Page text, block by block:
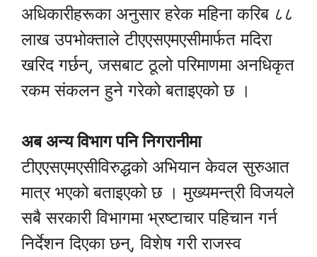
अधिकारीहरूका अनुसार हरेक महिना करिब ८८
लाख उपभोक्ताले टीएएसएमएसीमार्फत मदिरा
खरिद गर्छन्, जसबाट ठूलो परिमाणमा अनधिकृत
रकम संकलन हुने गरेको बताइएको छ ।
अब अन्य विभाग पनि निगरानीमा
टीएएसएमएसीविरुद्धको अभियान केवल सुरुआत
मात्र भएको बताइएको छ । मुख्यमन्त्री विजयले
सबै सरकारी विभागमा भ्रष्टाचार पहिचान गर्न
निर्देशन दिएका छन्, विशेष गरी राजस्व